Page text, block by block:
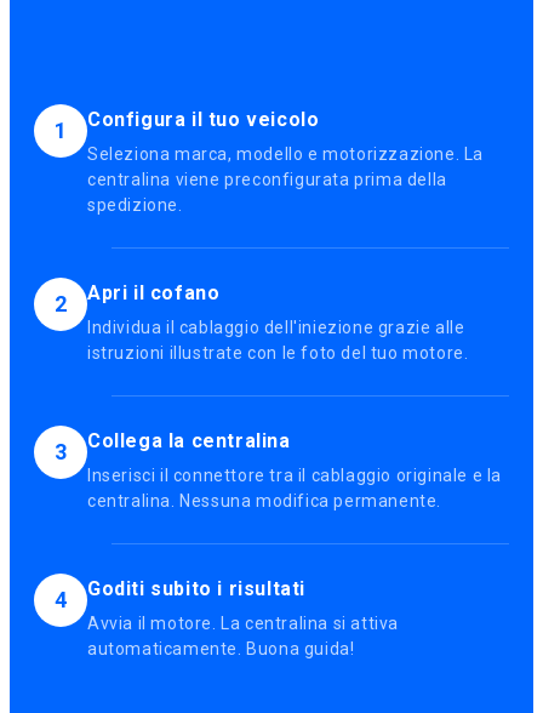
1 Configura il tuo veicolo
Seleziona marca, modello e motorizzazione. La
centralina viene preconfigurata prima della
spedizione.
2 Apri il cofano
Individua il cablaggio dell'iniezione grazie alle
istruzioni illustrate con le foto del tuo motore.
3 Collega la centralina
Inserisci il connettore tra il cablaggio originale e la
centralina. Nessuna modifica permanente.
4 Goditi subito i risultati
Avvia il motore. La centralina si attiva
automaticamente. Buona guida!